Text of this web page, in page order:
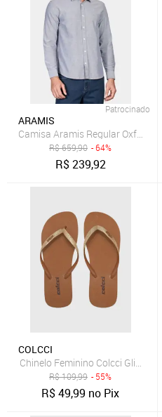
Patrocinado
ARAMIS
Camisa Aramis Regular Oxford
R$659,90 - 64%
R$239,92
COLCCI
Chinelo Feminino Colcci Glitter
R$109,99 - 55%
R$49,99 no Pix